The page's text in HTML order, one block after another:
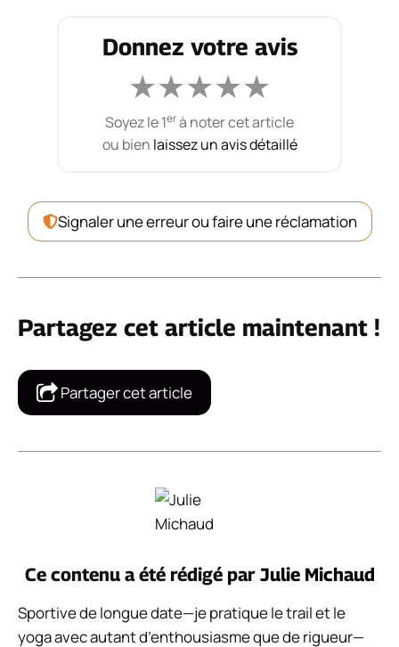
Donnez votre avis
★★★★★
Soyez le 1erà noter cet article
ou bien laissez un avis détaillé
Signaler une erreur ou faire une réclamation
Partagez cet article maintenant !
Partager cet article
Ce contenu a été rédigé par Julie Michaud
Sportive de longue date—je pratique le trail et le
yoga avec autant d’enthousiasme que de rigueur—